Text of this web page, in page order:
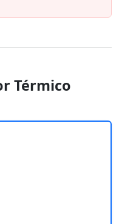
Térmico